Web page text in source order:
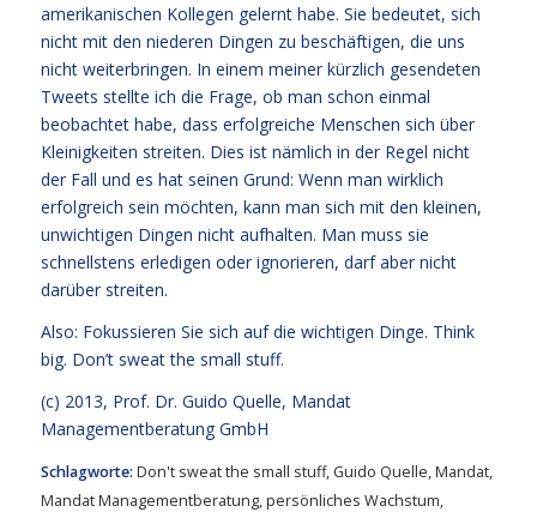
amerikanischen Kollegen gelernt habe. Sie bedeutet, sich
nicht mit den niederen Dingen zu beschäftigen, die uns
nicht weiterbringen. In einem meiner kürzlich gesendeten
Tweets stellte ich die Frage, ob man schon einmal
beobachtet habe, dass erfolgreiche Menschen sich über
Kleinigkeiten streiten. Dies ist nämlich in der Regel nicht
der Fall und es hat seinen Grund: Wenn man wirklich
erfolgreich sein möchten, kann man sich mit den kleinen,
unwichtigen Dingen nicht aufhalten. Man muss sie
schnellstens erledigen oder ignorieren, darf aber nicht
darüber streiten.
Also: Fokussieren Sie sich auf die wichtigen Dinge. Think
big. Don’t sweat the small stuff.
(c) 2013, Prof. Dr. Guido Quelle, Mandat
Managementberatung GmbH
Schlagworte: Don't sweat the small stuff, Guido Quelle,Mandat,
Mandat Managementberatung,persönliches Wachstum,